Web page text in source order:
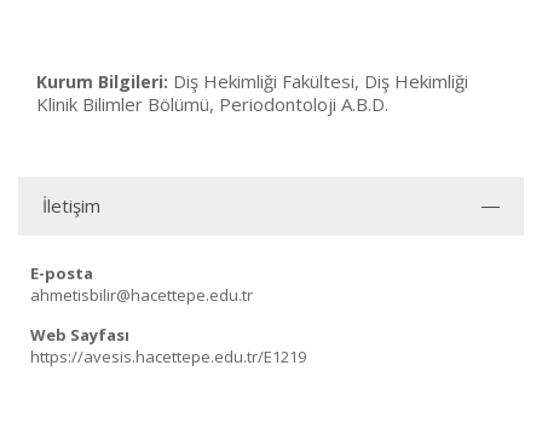
Kurum Bilgileri: Diş Hekimliği Fakültesi, Diş Hekimliği
Klinik Bilimler Bölümü, Periodontoloji A.B.D.
İletişim
E-posta
ahmetisbilir@hacettepe.edu.tr
Web Sayfası
https://avesis.hacettepe.edu.tr/E1219